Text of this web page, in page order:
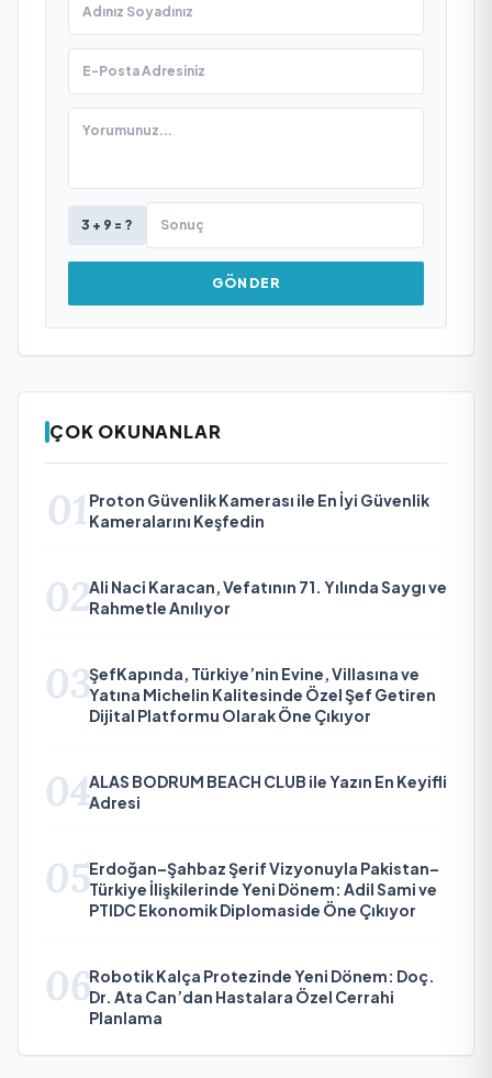
3 + 9 = ?
GÖNDER
ÇOK OKUNANLAR
01 Proton Güvenlik Kamerası ile En İyi Güvenlik
Kameralarını Keşfedin
02Ali Naci Karacan, Vefatının 71. Yılında Saygı ve
Rahmetle Anılıyor
03ŞefKapında, Türkiye’nin Evine, Villasına ve
Yatına Michelin Kalitesinde Özel Şef Getiren
Dijital Platformu Olarak Öne Çıkıyor
04ALAS BODRUM BEACH CLUB ile Yazın En Keyifli
Adresi
05Erdoğan–Şahbaz Şerif Vizyonuyla Pakistan–
Türkiye İlişkilerinde Yeni Dönem: Adil Sami ve
PTIDC Ekonomik Diplomaside Öne Çıkıyor
06Robotik Kalça Protezinde Yeni Dönem: Doç.
Dr. Ata Can’dan Hastalara Özel Cerrahi
Planlama